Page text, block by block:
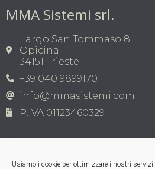
Usiamo i cookie per ottimizzare i nostri servizi.
MMA Sistemi srl.
Largo San Tommaso 8
Opicina
34151 Trieste
+39 040 9899170
info@mmasistemi.com
P.IVA 01123460329